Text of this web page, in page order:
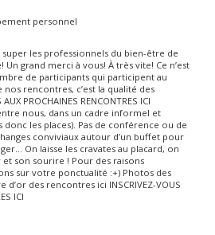
personnel
les professionnels du bien-être de
Un grand merci à vous! À très vite! Ce n’est
de participants qui participent au
nos rencontres, c’est la qualité des
PROCHAINES RENCONTRES ICI
nous, dans un cadre informel et
les places). Pas de conférence ou de
conviviaux autour d’un buffet pour
On laisse les cravates au placard, on
son sourire ! Pour des raisons
sur votre ponctualité :+) Photos des
des rencontres ici INSCRIVEZ-VOUS
ICI